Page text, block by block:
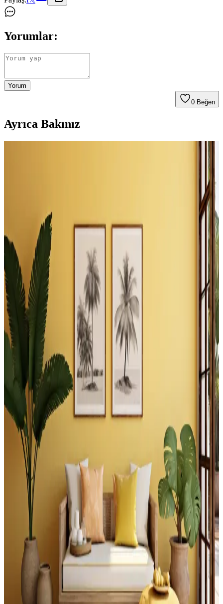
Yorumlar:
Yorum
0 Beğen
Ayrıca Bakınız
yaratıcı çözümlerle işlevsel ve estetik hale getirilebilir. Depolama
Evde Şömine Yanı Boşluklarını Fonksiyonel ve
Estetik Şekilde Değerlendirme Yöntemleri
Şömine yanındaki boşluklar, raf sistemleri, dekoratif odun
düzenlemeleri ve özel mobilyalarla hem fonksiyonel hem estetik
hale getirilebilir. Alternatif kullanım önerileri ve dikkat edilmesi
gerekenler ele alınmıştır.
Balkon ve Teras Alanlarında İşlevsel ve Yaratıcı
Kullanım Önerileri
Balkon ve teraslarda barbeküden bitkilendirmeye, depolamadan
eğlence alanlarına kadar işlevsel ve estetik düzenlemelerle alanınızı
çok yönlü kullanabilirsiniz.
Tuvaletin Üstü İçin Fonksiyonel ve Estetik
Dekorasyon ve Depolama Çözümleri
Tuvaletin üst kısmı, depolama dolapları, raflar, sanat eserleri ve
uygun aydınlatma ile hem fonksiyonel hem de estetik hale
getirilebilir. Doğru malzeme ve renk seçimi mekanın atmosferini
dengeler.
Yatak Başındaki Çatı Pencereleri İçin Fonksiyonel
ve Estetik Tasarım Çözümleri
Yatak başındaki çatı pencereleri için gömme oturma alanları, Roman
stor perdeler, duvara monte raflar ve bitkilerle estetik ve fonksiyonel
çözümler sunuluyor. Doğru yerleşimle oda dengeli hale geliyor.
Merdiven Üstündeki Geniş Düz Yüzeyin
Fonksiyonel Kullanımı ve Tasarım Önerileri
Merdiven üstündeki geniş yüzeyler, güvenlik önlemleri ve doğru
tasarım ile bitkilerden depolamaya, sanat eserlerinden evcil hayvan
alanlarına kadar çeşitli şekillerde değerlendirilebilir.
Küçük Boşlukların Dekorasyonunda İşlevsel ve
Estetik Çözümler